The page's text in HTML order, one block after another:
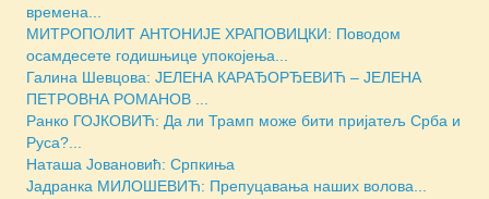
времена...
МИТРОПОЛИТ АНТОНИЈЕ ХРАПОВИЦКИ: Поводом
осамдесете годишњице упокојења...
Галина Шевцова: ЈЕЛЕНА КАРАЂОРЂЕВИЋ – ЈЕЛЕНА
ПЕТРОВНА РОМАНОВ ...
Ранко ГОЈКОВИЋ: Да ли Трамп може бити пријатељ Срба и
Руса?...
Наташа Јовановић: Српкиња
Јадранка МИЛОШЕВИЋ: Препуцавања наших волова...